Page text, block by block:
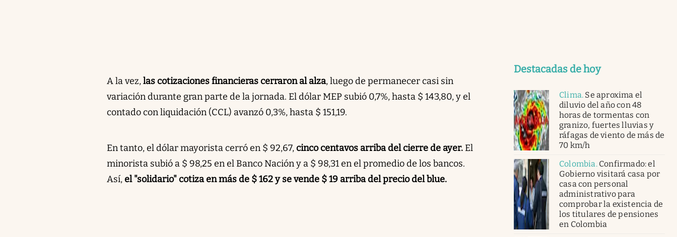
A la vez,las cotizaciones financieras cerraron al alza, luego de permanecer casi sin
variación durante gran parte de la jornada. El dólar MEP subió 0,7%, hasta $ 143,80, y el
contado con liquidación (CCL) avanzó 0,3%, hasta $ 151,19.
En tanto, el dólar mayorista cerró en $ 92,67,cinco centavos arriba del cierre de ayer.El
minorista subió a $ 98,25 en el Banco Nación y a $ 98,31 en el promedio de los bancos.
Así, el "solidario" cotiza en más de $ 162 y se vende $ 19 arriba del precio del blue.
Destacadas de hoy
Clima. Se aproxima el
diluvio del año con 48
horas de tormentas con
granizo, fuertes lluvias y
ráfagas de viento de más de
70 km/h
Colombia. Confirmado: el
Gobierno visitará casa por
casa con personal
administrativo para
comprobar la existencia de
los titulares de pensiones
en Colombia